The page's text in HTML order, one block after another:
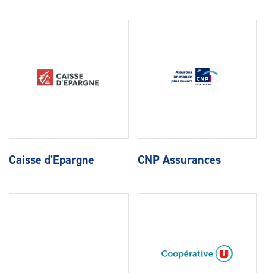
Caisse d'Epargne CNP Assurances